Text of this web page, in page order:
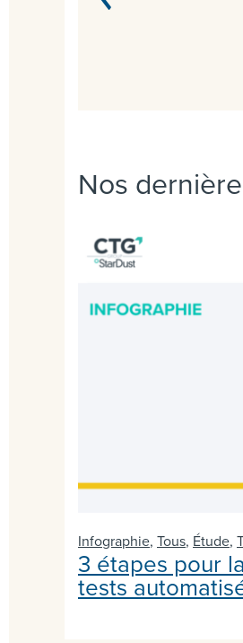
Nos
Infographie, Tous, Étude,
3 étapes pour
tests